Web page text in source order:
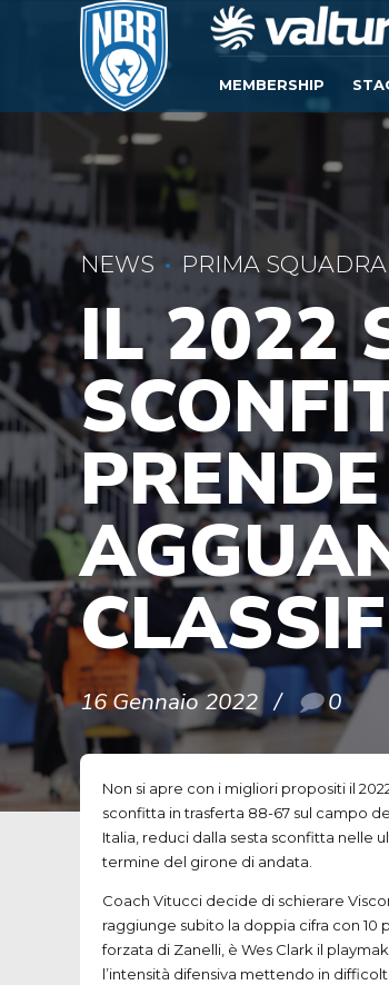
MEMBERSHIP
NEWS PRIMA SQUADRA
IL 2022
16 Gennaio 2022 0
Non si apre con i migliori propositi il
sconfitta in trasferta 88-67 sul campo
Italia, reduci dalla sesta sconfitta
termine del girone di andata.
Coach Vitucci decide di schierare
raggiunge subito la doppia cifra con 10
forzata di Zanelli, è Wes Clark il
l’intensità difensiva mettendo in